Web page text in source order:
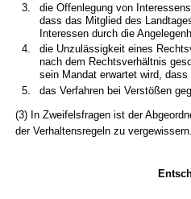
die Offenlegung von
dass das Mitglied des
Interessen durch die
die Unzulässigkeit eines
nach dem Rechtsverhältnis
sein Mandat erwartet wird,
das Verfahren bei Verstößen
(3) In Zweifelsfragen ist der
der Verhaltensregeln zu